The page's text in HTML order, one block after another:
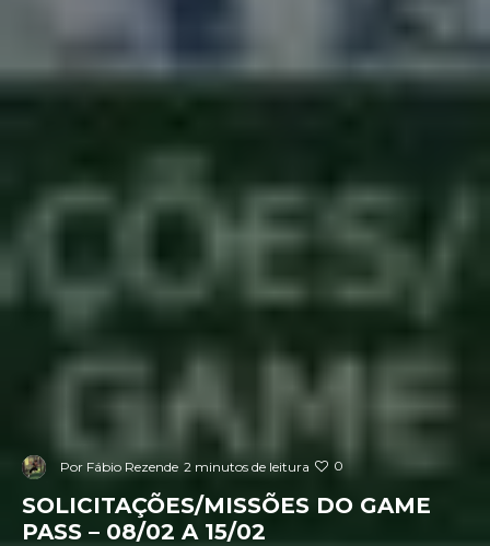
Por Fábio Rezende 2 minutos de leitura 0
SOLICITAÇÕES/MISSÕES DO GAME
PASS – 08/02 A 15/02